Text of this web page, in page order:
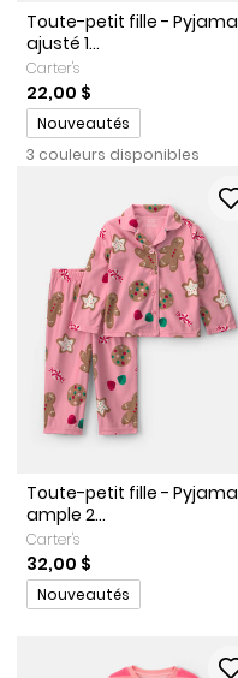
Toute-petit fille - Pyjama
ajusté 1...
Carter's
22,00 $
Promotions
Nouveautés
3 couleurs disponibles
Toute-petit fille - Pyjama
ample 2...
Carter's
32,00 $
Promotions
Nouveautés